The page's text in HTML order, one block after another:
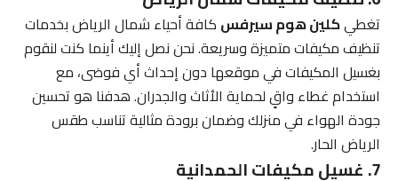
تغطيكلين هوم سيرفسكافة أحياء شمال الرياض بخدمات
تنظيف مكيفات متميزة وسريعة. نحن نصل إليك أينما كنت لنقوم
بغسيل المكيفات في موقعها دون إحداث أي فوضى، مع
استخدام غطاء واقٍ لحماية الأثاث والجدران. هدفنا هو تحسين
جودة الهواء في منزلك وضمان برودة مثالية تناسب طقس
الرياض الحار.